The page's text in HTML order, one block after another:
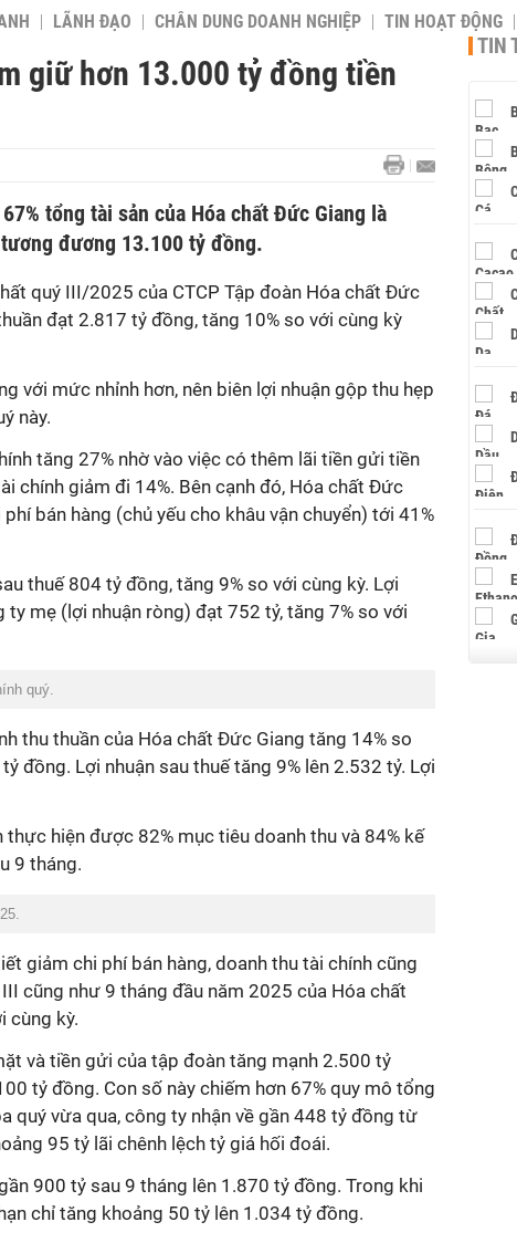
LÃNH ĐẠO CHÂN DUNG DOANH NGHIỆP TIN HOẠT ĐỘNG
giữ hơn 13.000 tỷ đồng tiền
tổng tài sản của Hóa chất Đức Giang là
đương 13.100 tỷ đồng.
quý III/2025 của CTCP Tập đoàn Hóa chất Đức
đạt 2.817 tỷ đồng, tăng 10% so với cùng kỳ
với mức nhỉnh hơn, nên biên lợi nhuận gộp thu hẹp
này.
tăng 27% nhờ vào việc có thêm lãi tiền gửi tiền
chính giảm đi 14%. Bên cạnh đó, Hóa chất Đức
bán hàng (chủ yếu cho khâu vận chuyển) tới 41%
thuế 804 tỷ đồng, tăng 9% so với cùng kỳ. Lợi
ty mẹ (lợi nhuận ròng) đạt 752 tỷ, tăng 7% so với
quý.
thu thuần của Hóa chất Đức Giang tăng 14% so
đồng. Lợi nhuận sau thuế tăng 9% lên 2.532 tỷ. Lợi
hiện được 82% mục tiêu doanh thu và 84% kế
9 tháng.
giảm chi phí bán hàng, doanh thu tài chính cũng
cũng như 9 tháng đầu năm 2025 của Hóa chất
cùng kỳ.
và tiền gửi của tập đoàn tăng mạnh 2.500 tỷ
tỷ đồng. Con số này chiếm hơn 67% quy mô tổng
quý vừa qua, công ty nhận về gần 448 tỷ đồng từ
95 tỷ lãi chênh lệch tỷ giá hối đoái.
900 tỷ sau 9 tháng lên 1.870 tỷ đồng. Trong khi
chỉ tăng khoảng 50 tỷ lên 1.034 tỷ đồng.
TIN